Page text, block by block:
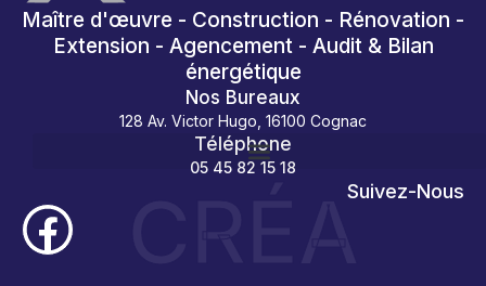
Maître d'œuvre - Construction - Rénovation -
Extension - Agencement - Audit & Bilan
énergétique
Nos Bureaux
128 Av. Victor Hugo, 16100 Cognac
Téléphone
05 45 82 15 18
Suivez-Nous
CRÉA